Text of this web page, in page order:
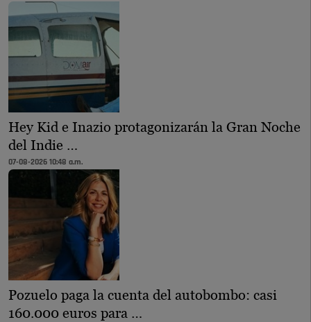
Hey Kid e Inazio protagonizarán la Gran Noche
del Indie …
07-08-2026 10:48 a.m.
Pozuelo paga la cuenta del autobombo: casi
160.000 euros para …